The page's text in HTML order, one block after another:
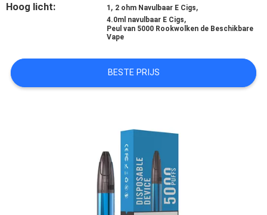
Hoog licht: 1 , 2 ohm Navulbaar E Cigs,
4.0ml navulbaar E Cigs,
Peul van 5000 Rookwolken de Beschikbare
Vape
BESTE PRIJS